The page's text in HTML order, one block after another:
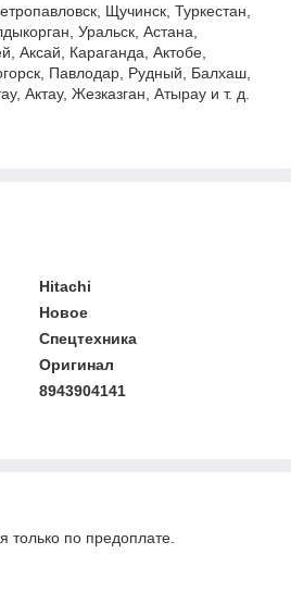
Щучинск, Туркестан,
Уральск, Астана,
Аксай, Караганда, Актобе,
Павлодар, Рудный, Балхаш,
Актау, Жезказган, Атырау и т. д.
Hitachi
Новое
Спецтехника
Оригинал
8943904141
только по предоплате.